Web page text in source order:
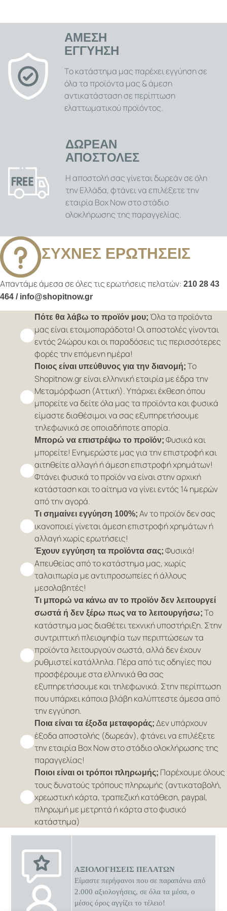
ένα εξαιρετικό δώρο που θα το συντροφεύσει στα
πρώτα του αναπτυξιακά στάδια! .
0 διαθέσιμες προσφορές
ΑΜΕΣΗ
ΕΓΓΥΗΣΗ
Το κατάστημα μας παρέχει εγγύηση σε
όλα τα προϊόντα μας & άμεση
αντικατάσταση σε περίπτωση
ελαττωματικού προϊόντος.
ΔΩΡΕΑΝ
ΑΠΟΣΤΟΛΕΣ
Η αποστολή σας γίνεται δωρεάν σε όλη
την Ελλάδα, φτάνει να επιλέξετε την
εταιρία Box Now στο στάδιο
ολοκλήρωσης της παραγγελίας.
ΣΥΧΝΕΣ ΕΡΩΤΗΣΕΙΣ
Απαντάμε άμεσα σε όλες τις ερωτήσεις πελατών: 210 28 43
464 / info@shopitnow.gr
Πότε θα λάβω το προϊόν μου; Όλα τα προϊόντα
μας είναι ετοιμοπαράδοτα! Οι αποστολές γίνονται
εντός 24ώρου και οι παραδόσεις τις περισσότερες
φορές την επόμενη ημέρα!
Ποιος είναι υπεύθυνος για την διανομή; Το
Shopitnow.gr είναι ελληνική εταιρία με έδρα την
Μεταμόρφωση (Αττική). Υπάρχει έκθεση όπου
μπορείτε να δείτε όλα μας τα προϊόντα και φυσικά
είμαστε διαθέσιμοι να σας εξυπηρετήσουμε
τηλεφωνικά σε οποιαδήποτε απορία.
Μπορώ να επιστρέψω το προϊόν; Φυσικά και
μπορείτε! Ενημερώστε μας για την επιστροφή και
αιτηθείτε αλλαγή ή άμεση επιστροφή χρημάτων!
Φτάνει φυσικά το προϊόν να είναι στην αρχική
κατάσταση και το αίτημα να γίνει εντός 14 ημερών
από την αγορά.
Τι σημαίνει εγγύηση 100%; Αν το προϊόν δεν σας
ικανοποιεί γίνεται άμεση επιστροφή χρημάτων ή
αλλαγή χωρίς ερωτήσεις!
Έχουν εγγύηση τα προϊόντα σας; Φυσικά!
Απευθείας από το κατάστημα μας, χωρίς
ταλαιπωρία με αντιπροσωπείες ή άλλους
μεσολαβητές!
Τι μπορώ να κάνω αν το προϊόν δεν λειτουργεί
σωστά ή δεν ξέρω πως να το λειτουργήσω; Το
κατάστημα μας διαθέτει τεχνική υποστήριξη. Στην
συντριπτική πλειοψηφία των περιπτώσεων τα
προϊόντα λειτουργούν σωστά, αλλά δεν έχουν
ρυθμιστεί κατάλληλα. Πέρα από τις οδηγίες που
προσφέρουμε στα ελληνικά θα σας
εξυπηρετήσουμε και τηλεφωνικά. Στην περίπτωση
που υπάρχει κάποια βλάβη καλύπτεστε άμεσα από
την εγγύηση.
Ποια είναι τα έξοδα μεταφοράς; Δεν υπάρχουν
έξοδα αποστολής (δωρεάν), φτάνει να επιλέξετε
την εταιρία Box Now στο στάδιο ολοκλήρωσης της
παραγγελίας!
Ποιοι είναι οι τρόποι πληρωμής; Παρέχουμε όλους
τους δυνατούς τρόπους πληρωμής (αντικαταβολή,
χρεωστική κάρτα, τραπεζική κατάθεση, paypal,
πληρωμή με μετρητά ή κάρτα στο φυσικό
κατάστημα)
ΑΞΙΟΛΟΓΗΣΕΙΣ ΠΕΛΑΤΩΝ
Είμαστε περήφανοι που σε παραπάνω από
2.000 αξιολογήσεις, σε όλα τα μέσα, ο
μέσος όρος αγγίζει το τέλειο!